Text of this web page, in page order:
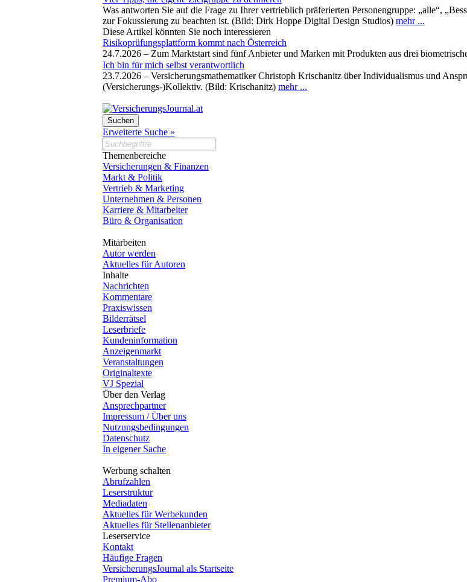
Was antworten Sie auf die Frage zu Ihrer vertrieblich präferierten Personengruppe: „alle“,
zur Fokussierung zu beachten ist. (Bild: Dirk Hoppe Digital Design Studios) mehr ...
Diese Artikel könnten Sie noch interessieren
Risikoprüfungsplattform kommt nach Österreich
24.7.2026 – Zum Marktstart sind fünf Anbieter und Marken mit Produkten aus drei
Ich bin für mich selbst verantwortlich
23.7.2026 – Versicherungsmathematiker Christoph Krischanitz über Individualismus und
(Versicherungs-)Kollektiv. (Bild: Krischanitz) mehr ...
Erweiterte Suche »
Themenbereiche
Versicherungen & Finanzen
Markt & Politik
Vertrieb & Marketing
Unternehmen & Personen
Karriere & Mitarbeiter
Büro & Organisation
Mitarbeiten
Autor werden
Aktuelles für Autoren
Inhalte
Nachrichten
Kommentare
Praxiswissen
Bilderrätsel
Leserbriefe
Kundeninformation
Anzeigenmarkt
Veranstaltungen
Originaltexte
VJ Spezial
Über den Verlag
Ansprechpartner
Impressum / Über uns
Nutzungsbedingungen
Datenschutz
In eigener Sache
Werbung schalten
Abrufzahlen
Leserstruktur
Mediadaten
Aktuelles für Werbekunden
Aktuelles für Stellenanbieter
Leserservice
Kontakt
Häufige Fragen
VersicherungsJournal als Startseite
Premium-Abo